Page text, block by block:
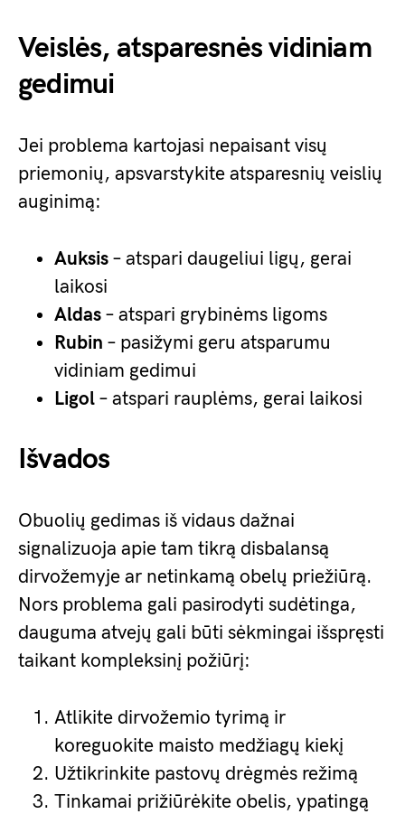
Veislės, atsparesnės vidiniam
gedimui
Jei problema kartojasi nepaisant visų
priemonių, apsvarstykite atsparesnių veislių
auginimą:
Auksis – atspari daugeliui ligų, gerai
laikosi
Aldas – atspari grybinėms ligoms
Rubin – pasižymi geru atsparumu
vidiniam gedimui
Ligol – atspari rauplėms, gerai laikosi
Išvados
Obuolių gedimas iš vidaus dažnai
signalizuoja apie tam tikrą disbalansą
dirvožemyje ar netinkamą obelų priežiūrą.
Nors problema gali pasirodyti sudėtinga,
dauguma atvejų gali būti sėkmingai išspręsti
taikant kompleksinį požiūrį:
Atlikite dirvožemio tyrimą ir
koreguokite maisto medžiagų kiekį
Užtikrinkite pastovų drėgmės režimą
Tinkamai prižiūrėkite obelis, ypatingą